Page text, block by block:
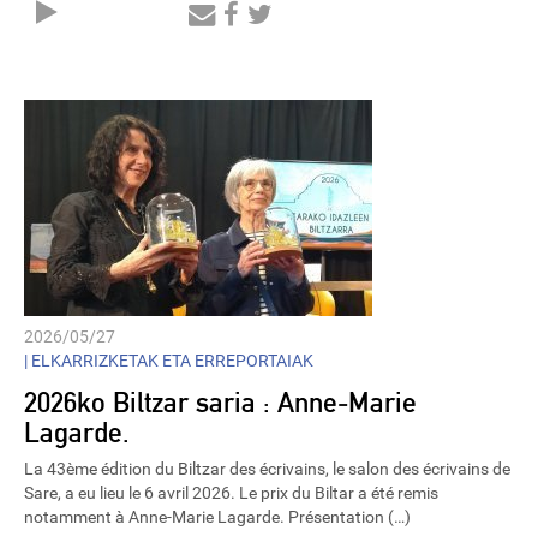
2026/05/27
| ELKARRIZKETAK ETA ERREPORTAIAK
2026ko Biltzar saria : Anne-Marie
Lagarde.
La 43ème édition du Biltzar des écrivains, le salon des écrivains de
Sare, a eu lieu le 6 avril 2026. Le prix du Biltar a été remis
notamment à Anne-Marie Lagarde. Présentation (…)